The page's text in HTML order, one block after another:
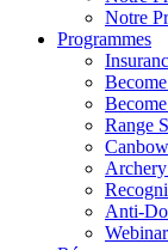
Notre
Programmes
Range
Canbow
Anti-